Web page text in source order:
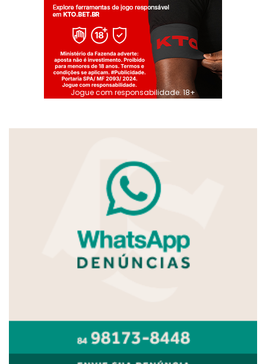
Jogue com responsabilidade. 18+